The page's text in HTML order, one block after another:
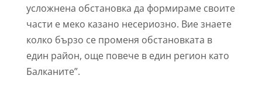
усложнена обстановка да формираме своите
части е меко казано несериозно. Вие знаете
колко бързо се променя обстановката в
един район, още повече в един регион като
Балканите”.